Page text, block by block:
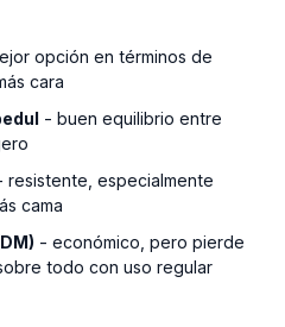
opción en términos de
cara
- buen equilibrio entre
resistente, especialmente
cama
- económico, pero pierde
todo con uso regular